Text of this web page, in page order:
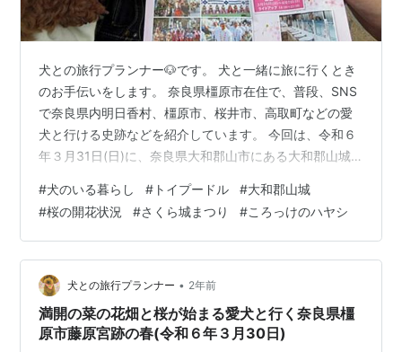
犬との旅行プランナー🐶です。 犬と一緒に旅に行くとき
のお手伝いをします。 奈良県橿原市在住で、普段、SNS
で奈良県内明日香村、橿原市、桜井市、高取町などの愛
犬と行ける史跡などを紹介しています。 今回は、令和６
年３月31日(日)に、奈良県大和郡山市にある大和郡山城
お、途中、大和郡山市内にあるコロッケ店の老舗「ころ
っけのハヤシ 」でコロッケなどをテイクアウトしたり銘
菓菊屋で桜餅を買うなど色々、愛犬と楽しみました。 な
お、大和郡山市内での犬のマナーは必須です! 1 おすすめ
(1)桜の開花状況と今後の予想 第63回お城まつりのちら
し。3月24日（日）…
#犬のいる暮らし # トイプードル #大和郡山城
#桜の開花状況 #さくら城まつり #ころっけのハヤシ
犬との旅行プランナー • 2年前
満開の菜の花畑と桜が始まる愛犬と行く奈良県橿
原市藤原宮跡の春(令和６年３月30日)